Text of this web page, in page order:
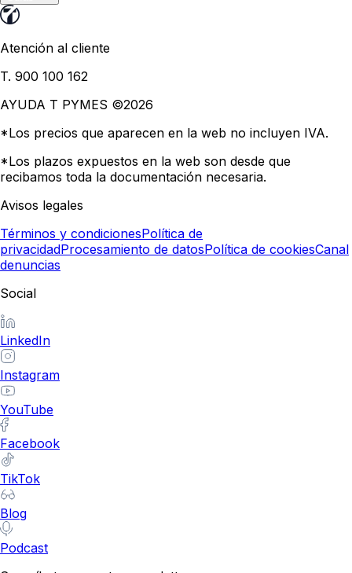
Atención al cliente
T. 900 100 162
AYUDA T PYMES ©2026
*Los precios que aparecen en la web no incluyen IVA.
*Los plazos expuestos en la web son desde que
recibamos toda la documentación necesaria.
Avisos legales
Términos y condicionesPolítica de
privacidadProcesamiento de datosPolítica de cookiesCanal
denuncias
Social
LinkedIn
Instagram
YouTube
Facebook
TikTok
Blog
Podcast